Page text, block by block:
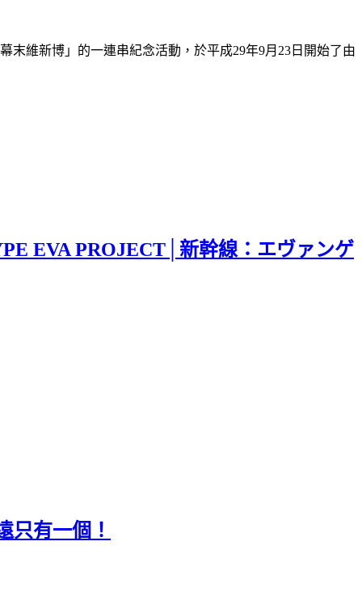
末維新博」的一連串紀念活動，於平成29年9月23日開始了由
EVA PROJECT│新幹線：エヴァンゲ
只有一個！